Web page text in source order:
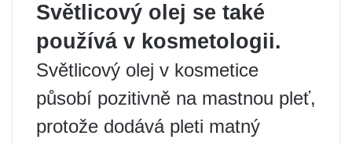
Světlicový olej se také
používá v kosmetologii.
Světlicový olej v kosmetice
působí pozitivně na mastnou pleť,
protože dodává pleti matný